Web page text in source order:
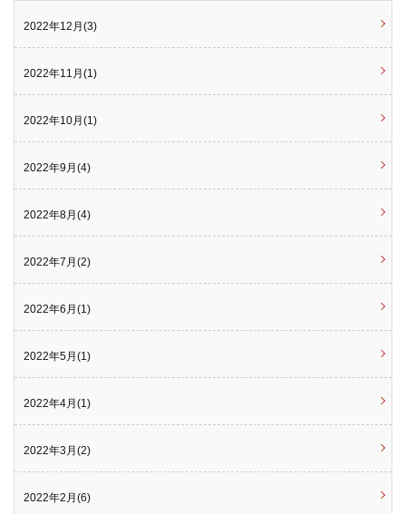
2022年12月(3)
2022年11月(1)
2022年10月(1)
2022年9月(4)
2022年8月(4)
2022年7月(2)
2022年6月(1)
2022年5月(1)
2022年4月(1)
2022年3月(2)
2022年2月(6)